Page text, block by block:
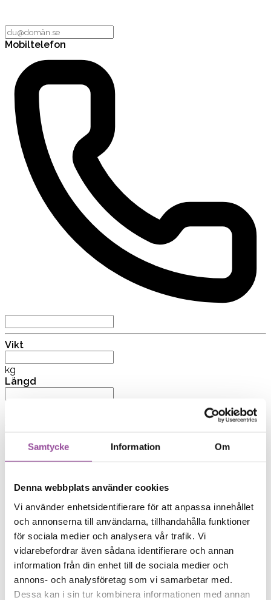
Samtycke Information Om
Denna webbplats använder cookies
Vi använder enhetsidentifierare för att anpassa innehållet
och annonserna till användarna, tillhandahålla funktioner
för sociala medier och analysera vår trafik. Vi
vidarebefordrar även sådana identifierare och annan
information från din enhet till de sociala medier och
annons- och analysföretag som vi samarbetar med.
Dessa kan i sin tur kombinera informationen med annan